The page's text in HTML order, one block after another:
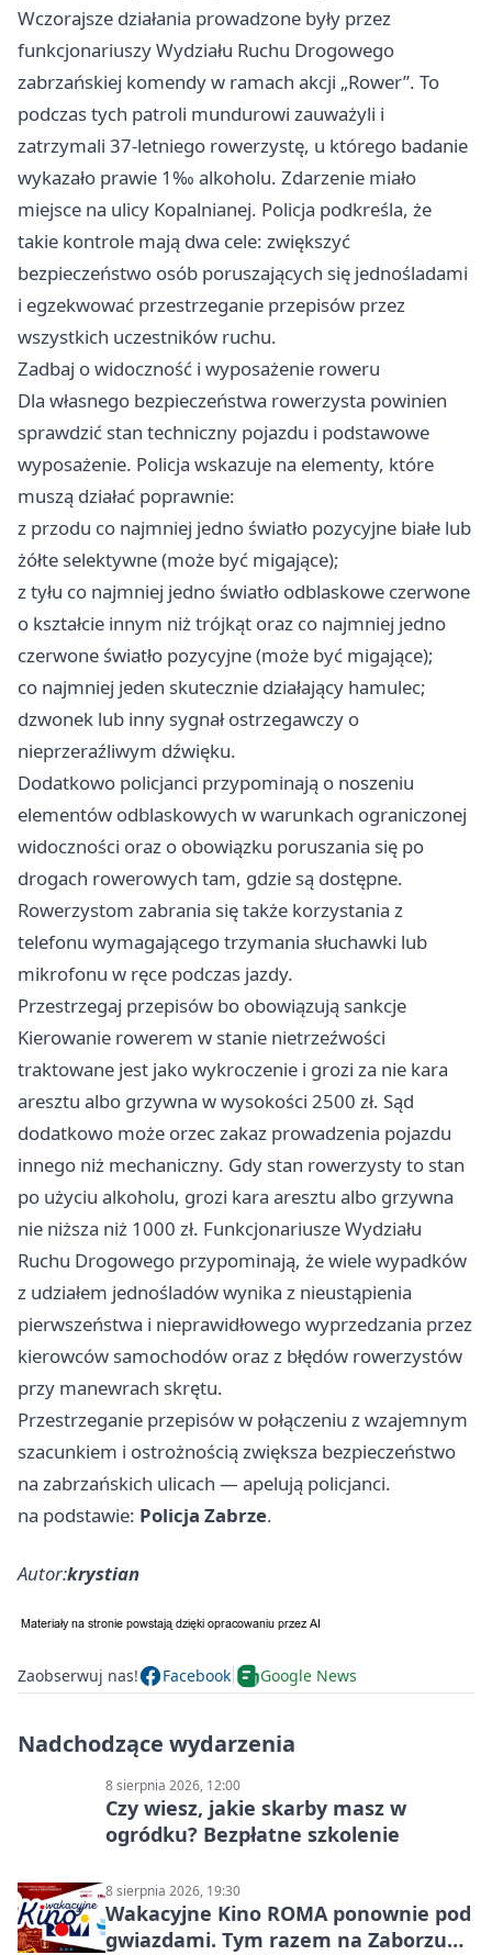
Wczorajsze działania prowadzone były przez
funkcjonariuszy Wydziału Ruchu Drogowego
zabrzańskiej komendy w ramach akcji „Rower”. To
podczas tych patroli mundurowi zauważyli i
zatrzymali 37-letniego rowerzystę, u którego badanie
wykazało prawie 1‰ alkoholu. Zdarzenie miało
miejsce na ulicy Kopalnianej. Policja podkreśla, że
takie kontrole mają dwa cele: zwiększyć
bezpieczeństwo osób poruszających się jednośladami
i egzekwować przestrzeganie przepisów przez
wszystkich uczestników ruchu.
Zadbaj o widoczność i wyposażenie roweru
Dla własnego bezpieczeństwa rowerzysta powinien
sprawdzić stan techniczny pojazdu i podstawowe
wyposażenie. Policja wskazuje na elementy, które
muszą działać poprawnie:
z przodu co najmniej jedno światło pozycyjne białe lub
żółte selektywne (może być migające);
z tyłu co najmniej jedno światło odblaskowe czerwone
o kształcie innym niż trójkąt oraz co najmniej jedno
czerwone światło pozycyjne (może być migające);
co najmniej jeden skutecznie działający hamulec;
dzwonek lub inny sygnał ostrzegawczy o
nieprzeraźliwym dźwięku.
Dodatkowo policjanci przypominają o noszeniu
elementów odblaskowych w warunkach ograniczonej
widoczności oraz o obowiązku poruszania się po
drogach rowerowych tam, gdzie są dostępne.
Rowerzystom zabrania się także korzystania z
telefonu wymagającego trzymania słuchawki lub
mikrofonu w ręce podczas jazdy.
Przestrzegaj przepisów bo obowiązują sankcje
Kierowanie rowerem w stanie nietrzeźwości
traktowane jest jako wykroczenie i grozi za nie kara
aresztu albo grzywna w wysokości 2500 zł. Sąd
dodatkowo może orzec zakaz prowadzenia pojazdu
innego niż mechaniczny. Gdy stan rowerzysty to stan
po użyciu alkoholu, grozi kara aresztu albo grzywna
nie niższa niż 1000 zł. Funkcjonariusze Wydziału
Ruchu Drogowego przypominają, że wiele wypadków
z udziałem jednośladów wynika z nieustąpienia
pierwszeństwa i nieprawidłowego wyprzedzania przez
kierowców samochodów oraz z błędów rowerzystów
przy manewrach skrętu.
Przestrzeganie przepisów w połączeniu z wzajemnym
szacunkiem i ostrożnością zwiększa bezpieczeństwo
na zabrzańskich ulicach — apelują policjanci.
na podstawie: Policja Zabrze.
Autor:krystian
Zaobserwuj nas! Facebook Google News
Nadchodzące wydarzenia
8 sierpnia 2026, 12:00
Czy wiesz, jakie skarby masz w
ogródku? Bezpłatne szkolenie
8 sierpnia 2026, 19:30
Wakacyjne Kino ROMA ponownie pod
gwiazdami. Tym razem na Zaborzu